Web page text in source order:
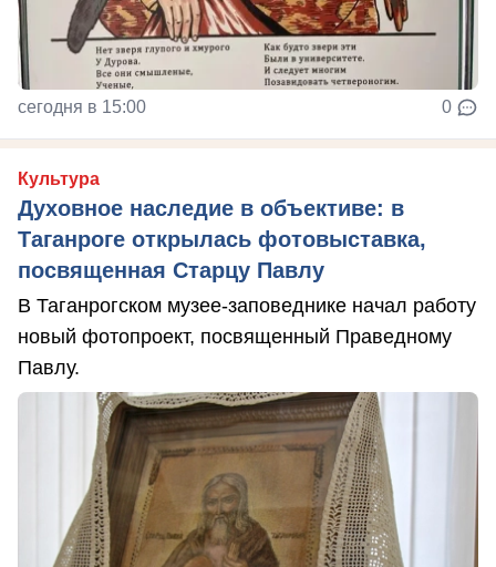
сегодня в 15:00 0
Культура
Духовное наследие в объективе: в
Таганроге открылась фотовыставка,
посвященная Старцу Павлу
В Таганрогском музее-заповеднике начал работу
новый фотопроект, посвященный Праведному
Павлу.